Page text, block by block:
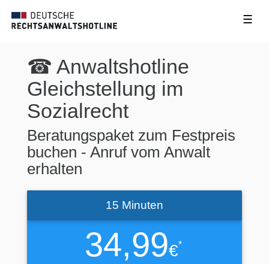
☰
☎ Anwaltshotline
Gleichstellung im
Sozialrecht
Beratungspaket zum Festpreis
buchen - Anruf vom Anwalt
erhalten
34,99€*
15 Minuten